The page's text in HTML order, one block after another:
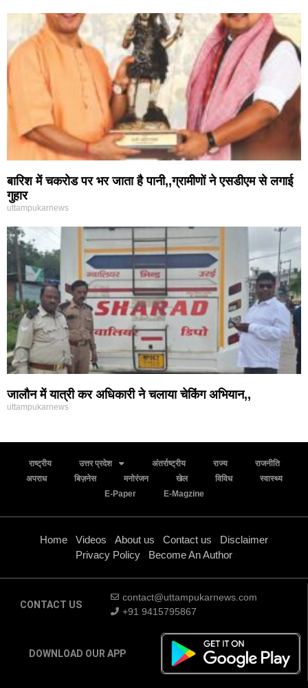
बारिश में चकरोड पर भर जाता है पानी,,ग्रामीणों ने एसडीएम से लगाई
गुहार
uttampukarnews
जालौन में यात्री कर अधिकारी ने चलाया चेकिंग अभियान,,
uttampukarnews
राष्ट्रीय उत्तर प्रदेश अंतर्राष्ट्रीय राज्य
राजनीति
अपराध
बिज़नेस मनोरंजन खेल विविध
स्वास्थ्य
E-Paper
E-Magzine
Home Videos About us Contact us
Disclaimer
Privacy Policy
Become An Author
CONTACT US
contact@uttampukarnews.com
+91 9415795867
DOWNLOAD OUR APP